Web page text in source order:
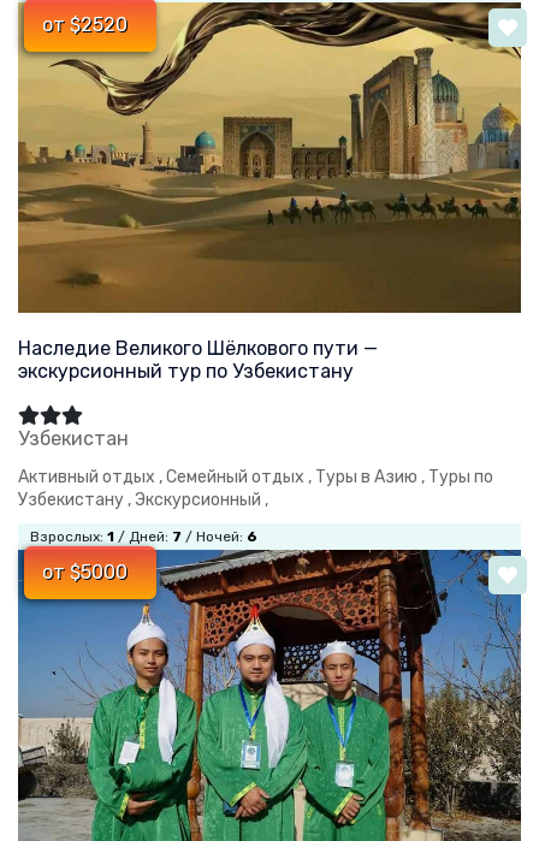
от $2520
Наследие Великого Шёлкового пути —
экскурсионный тур по Узбекистану
Узбекистан
Активный отдых ,Семейный отдых , Туры в Азию , Туры по
Узбекистану ,Экскурсионный ,
Взрослых: 1 / Дней: 7 / Ночей: 6
от $5000